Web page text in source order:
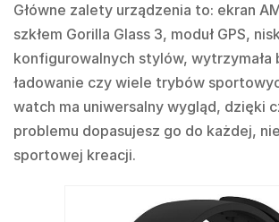
Główne zalety urządzenia to: ekran
szkłem Gorilla Glass 3, moduł GPS,
konfigurowalnych stylów, wytrzymała
ładowanie czy wiele trybów
watch ma uniwersalny wygląd, dzięki
problemu dopasujesz go do każdej,
sportowej kreacji.